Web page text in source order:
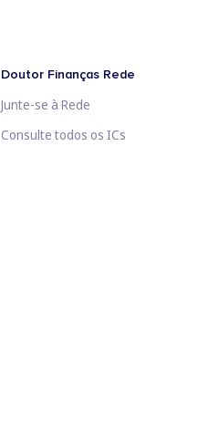
Doutor Finanças Rede
Junte-se à Rede
Consulte todos os ICs